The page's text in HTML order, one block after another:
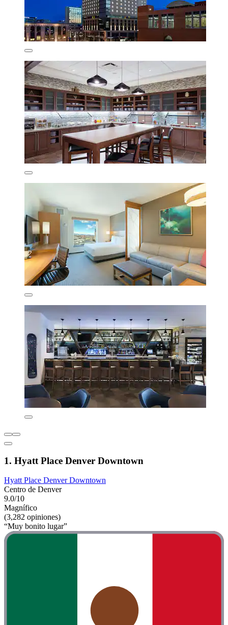
1. Hyatt Place Denver Downtown
Hyatt Place Denver Downtown
Centro de Denver
9.0/10
Magnífico
(3,282 opiniones)
“Muy bonito lugar”